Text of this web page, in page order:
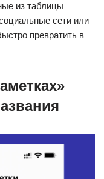
из таблицы
сети или
превратить в